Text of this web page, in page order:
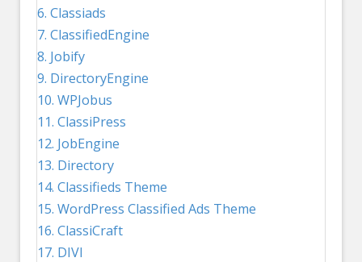
Classiads
ClassifiedEngine
Jobify
DirectoryEngine
WPJobus
ClassiPress
JobEngine
Directory
Classifieds Theme
WordPress Classified Ads Theme
ClassiCraft
DIVI